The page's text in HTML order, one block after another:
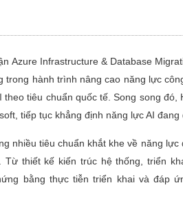
Azure Infrastructure & Database
hành trình nâng cao năng lực
tiêu chuẩn quốc tế. Song song
tiếp tục khẳng định năng lực AI
nhiều tiêu chuẩn khắt khe về năng
thiết kế kiến trúc hệ thống, triển
bằng thực tiễn triển khai và đáp